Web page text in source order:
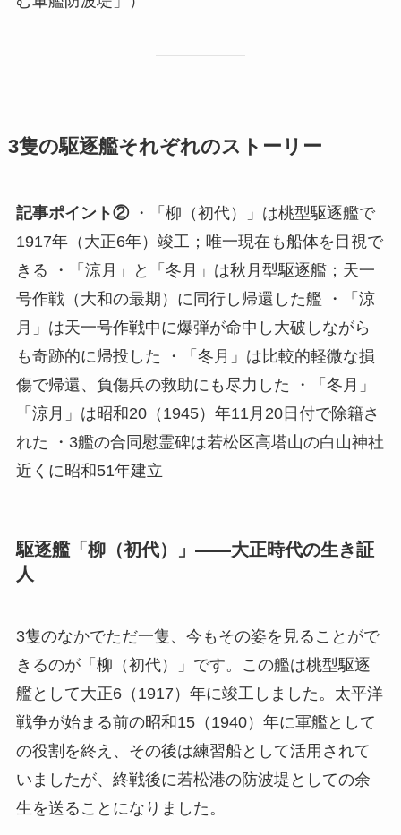
3隻の駆逐艦それぞれのストーリー
記事ポイント②・「柳（初代）」は桃型駆逐艦で
1917年（大正6年）竣工；唯一現在も船体を目視で
きる ・「涼月」と「冬月」は秋月型駆逐艦；天一
号作戦（大和の最期）に同行し帰還した艦 ・「涼
月」は天一号作戦中に爆弾が命中し大破しながら
も奇跡的に帰投した ・「冬月」は比較的軽微な損
傷で帰還、負傷兵の救助にも尽力した ・「冬月」
「涼月」は昭和20（1945）年11月20日付で除籍さ
れた ・3艦の合同慰霊碑は若松区高塔山の白山神社
近くに昭和51年建立
駆逐艦「柳（初代）」——大正時代の生き証
人
3隻のなかでただ一隻、今もその姿を見ることがで
きるのが「柳（初代）」です。この艦は桃型駆逐
艦として大正6（1917）年に竣工しました。太平洋
戦争が始まる前の昭和15（1940）年に軍艦として
の役割を終え、その後は練習船として活用されて
いましたが、終戦後に若松港の防波堤としての余
生を送ることになりました。